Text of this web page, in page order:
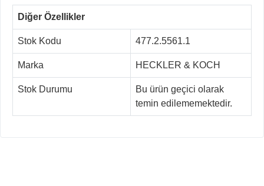
Diğer Özellikler
Stok Kodu 477.2.5561.1
Marka HECKLER & KOCH
Stok Durumu
Bu ürün geçici olarak
temin edilememektedir.